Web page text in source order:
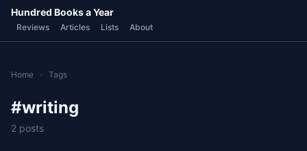
Hundred Books a Year
Reviews Articles Lists About
Home › Tags
#writing
2 posts